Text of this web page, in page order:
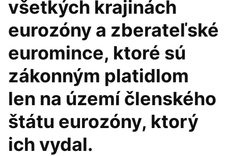
všetkých krajinách
eurozóny a zberateľské
euromince, ktoré sú
zákonným platidlom
len na území členského
štátu eurozóny, ktorý
ich vydal.